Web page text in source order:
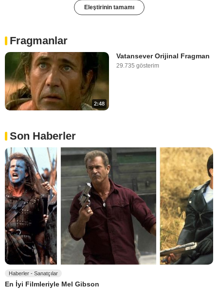
Eleştirinin tamamı
Fragmanlar
2:48
Vatansever Orijinal Fragman
29.735 gösterim
Son Haberler
Haberler - Sanatçılar
En İyi Filmleriyle Mel Gibson